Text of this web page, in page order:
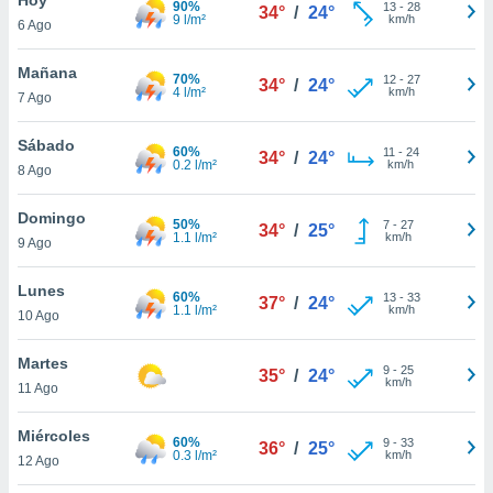
en
más
nuestra
de
cookies
aceptar
6 Ago
90%
9 l/m²
34° / 24° 13- 28
km/h
Mañana
7 Ago
70%
4 l/m²
34° / 24° 12- 27
km/h
Sábado
8 Ago
60%
0.2 l/m²
34° / 24° 11 - 24
km/h
Domingo
9 Ago
50%
1.1 l/m²
34° / 25° 7- 27
km/h
Lunes
10 Ago
60%
1.1 l/m²
37° / 24° 13- 33
km/h
Martes
11 Ago
35° / 24° 9- 25
km/h
Miércoles
12 Ago
60%
0.3 l/m²
36° / 25° 9- 33
km/h